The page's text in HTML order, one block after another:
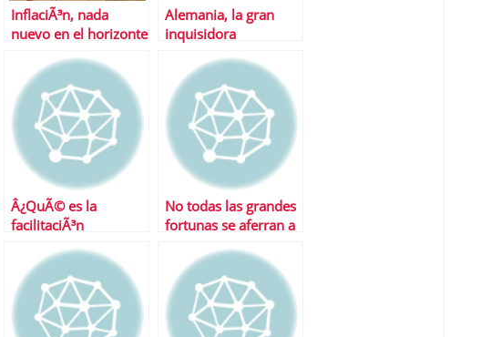
InflaciÃ³n, nada
nuevo en el horizonte
en el de EE.UU.
Alemania, la gran
inquisidora
Â¿QuÃ© es la
facilitaciÃ³n
No todas las grandes
fortunas se aferran a